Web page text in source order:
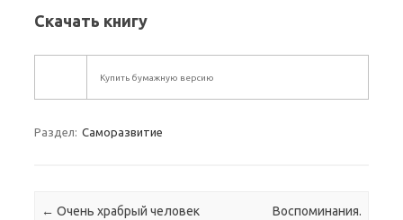
Скачать книгу
Купить бумажную версию
Раздел: Саморазвитие
Навигация по записям
← Очень храбрый человек
Воспоминания.